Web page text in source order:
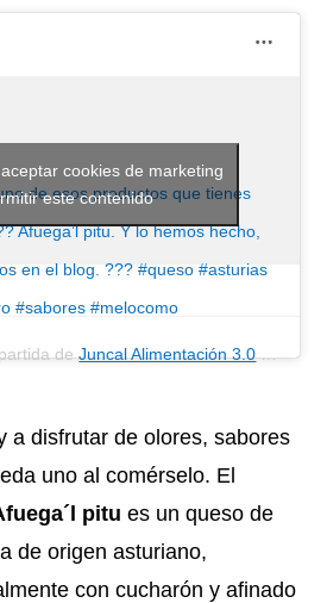
de esos productos que tienes
Afuega’l pitu. Y lo hemos hecho,
en el blog. ??? #queso #asturias
#sabores #melocomo
deJuncal Alimentación 3.0(@juncalalimentacion) el
cookies de marketing
este contenido
a disfrutar de olores, sabores
uno al comérselo. El
pitu es un queso de
de origen asturiano,
con cucharón y afinado